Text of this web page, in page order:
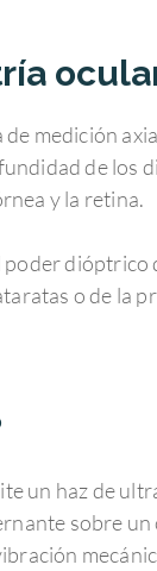
medición
de los
y la retina.
o de la
un haz de
sobre un